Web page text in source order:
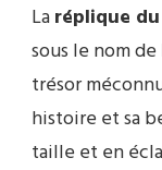
Laréplique
sous le nom de
trésor
histoire et sa
taille et en